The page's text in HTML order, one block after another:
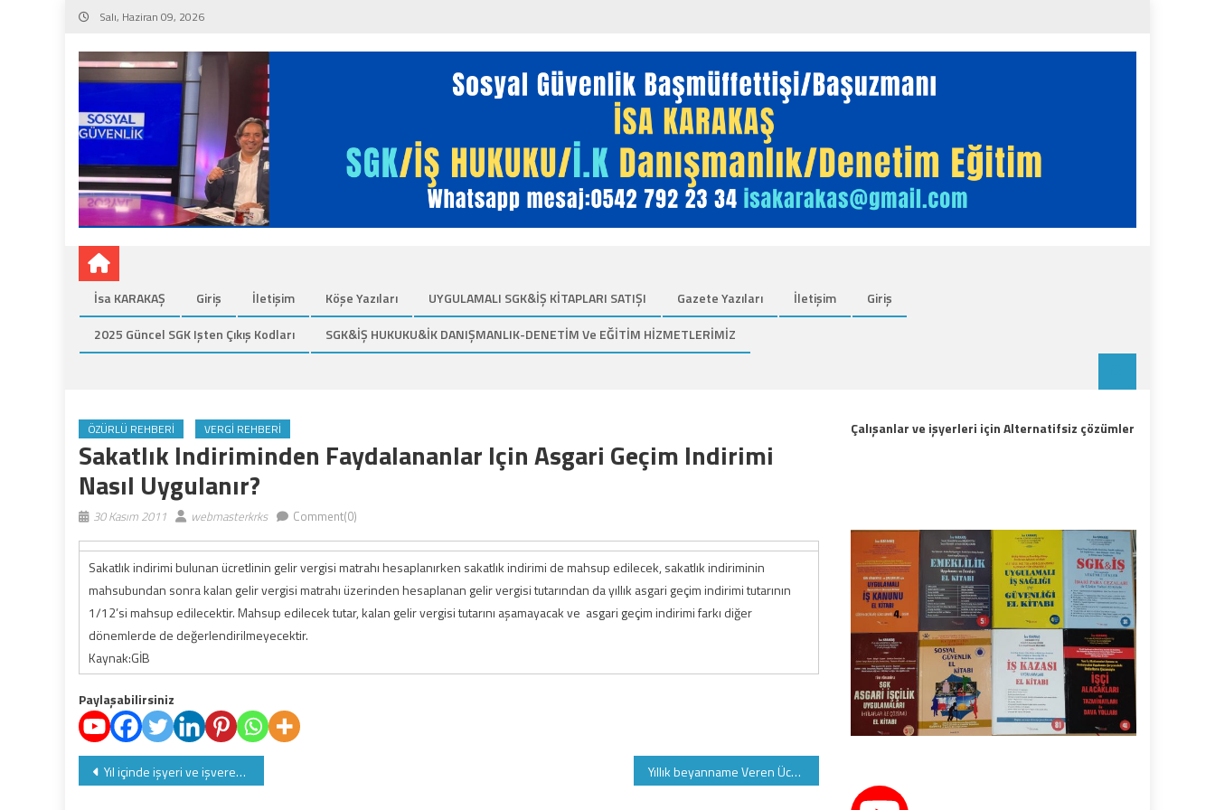
Skip
content
Salı, Haziran 09, 2026
İsa KARAKAŞ Giriş İletişim Köşe Yazıları UYGULAMALI SGK&İŞ KİTAPLARI SATIŞI Gazete Yazıları İletişim
Giriş
2025 Güncel SGK Işten Çıkış Kodları
SGK&İŞ HUKUKU&İK DANIŞMANLIK-DENETİM Ve EĞİTİM HİZMETLERİMİZ
ÖZÜRLÜ REHBERI VERGI REHBERI
Sakatlık Indiriminden Faydalananlar Için Asgari Geçim Indirimi
Nasıl Uygulanır?
30 Kasım 2011 webmasterkrks Comment(0)
Sakatlık indirimi bulunan ücretlinin gelir vergisi matrahı hesaplanırken sakatlık indirimi de mahsup edilecek, sakatlık indiriminin
mahsubundan sonra kalan gelir vergisi matrahı üzerinden hesaplanan gelir vergisi tutarından da yıllık asgari geçim indirimi tutarının
1/12’si mahsup edilecektir. Mahsup edilecek tutar, kalan gelir vergisi tutarını aşamayacak ve asgari geçim indirimi farkı diğer
dönemlerde de değerlendirilmeyecektir.
Kaynak:GİB
Paylaşabilirsiniz
Yazı
Yıl içinde işyeri ve işvereni değişen ücretliler hangi tarihten itibaren asgari geçim indiriminden yararlanacaklardır? Yıllık beyanname Veren Ücretlilerde Asgari Geçim İndiriminden nasıl yararlanır?
Çalışanlar ve işyerleri için Alternatifsiz çözümler